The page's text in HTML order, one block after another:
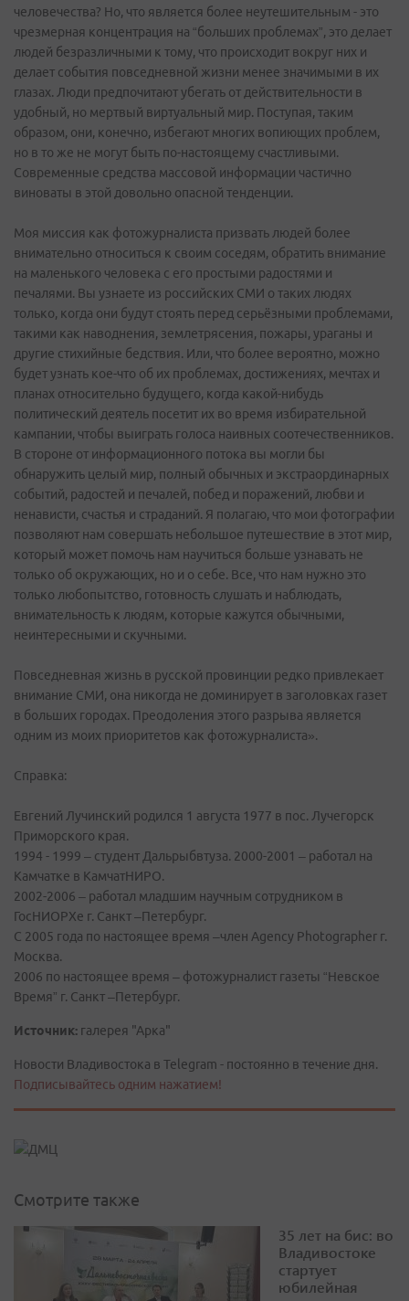
человечества? Но, что является более неутешительным - это
чрезмерная концентрация на “больших проблемах”, это делает
людей безразличными к тому, что происходит вокруг них и
делает события повседневной жизни менее значимыми в их
глазах. Люди предпочитают убегать от действительности в
удобный, но мертвый виртуальный мир. Поступая, таким
образом, они, конечно, избегают многих вопиющих проблем,
но в то же не могут быть по-настоящему счастливыми.
Современные средства массовой информации частично
виноваты в этой довольно опасной тенденции.
Моя миссия как фотожурналиста призвать людей более
внимательно относиться к своим соседям, обратить внимание
на маленького человека с его простыми радостями и
печалями. Вы узнаете из российских СМИ о таких людях
только, когда они будут стоять перед серьёзными проблемами,
такими как наводнения, землетрясения, пожары, ураганы и
другие стихийные бедствия. Или, что более вероятно, можно
будет узнать кое-что об их проблемах, достижениях, мечтах и
планах относительно будущего, когда какой-нибудь
политический деятель посетит их во время избирательной
кампании, чтобы выиграть голоса наивных соотечественников.
В стороне от информационного потока вы могли бы
обнаружить целый мир, полный обычных и экстраординарных
событий, радостей и печалей, побед и поражений, любви и
ненависти, счастья и страданий. Я полагаю, что мои фотографии
позволяют нам совершать небольшое путешествие в этот мир,
который может помочь нам научиться больше узнавать не
только об окружающих, но и о себе. Все, что нам нужно это
только любопытство, готовность слушать и наблюдать,
внимательность к людям, которые кажутся обычными,
неинтересными и скучными.
Повседневная жизнь в русской провинции редко привлекает
внимание СМИ, она никогда не доминирует в заголовках газет
в больших городах. Преодоления этого разрыва является
одним из моих приоритетов как фотожурналиста».
Справка:
Евгений Лучинский родился 1 августа 1977 в пос. Лучегорск
Приморского края.
1994 - 1999 – студент Дальрыбвтуза. 2000-2001 – работал на
Камчатке в КамчатНИРО.
2002-2006 – работал младшим научным сотрудником в
ГосНИОРХе г. Санкт –Петербург.
С 2005 года по настоящее время –член Agency Photographer г.
Москва.
2006 по настоящее время – фотожурналист газеты “Невское
Время” г. Санкт –Петербург.
Источник: галерея "Арка"
Новости Владивостока в Telegram - постоянно в течение дня.
Подписывайтесь одним нажатием!
Смотрите также
35 лет на бис: во
Владивостоке
стартует
юбилейная